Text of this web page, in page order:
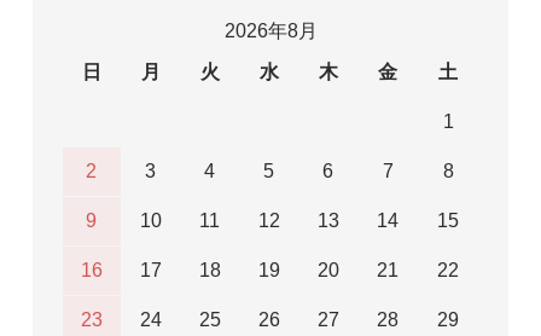
2026年8月
日
月 火 水 木 金 土
1
2 3 4 5 6 7 8
9 10 11 12 13 14 15
16 17 18 19 20 21 22
23 24 25 26 27 28 29